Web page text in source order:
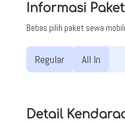
Informasi Paket
Bebas pilih paket sewa
Regular All In
Detail